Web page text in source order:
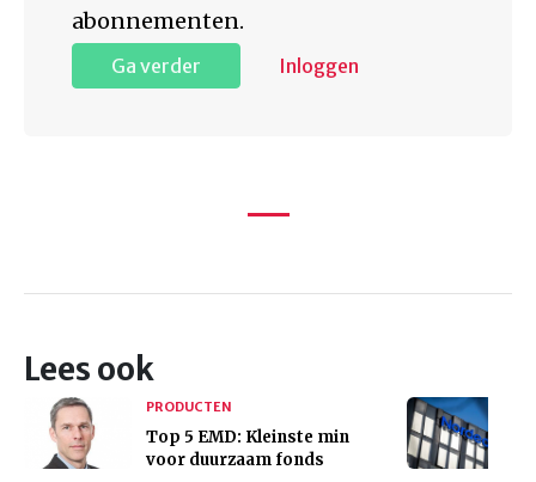
abonnementen.
Ga verder Inloggen
Lees ook
PRODUCTEN
Top 5 EMD: Kleinste min
voor duurzaam fonds